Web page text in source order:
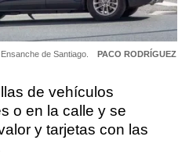
de Santiago. PACO RODRÍGUEZ
de vehículos
o en la calle y se
y tarjetas con las